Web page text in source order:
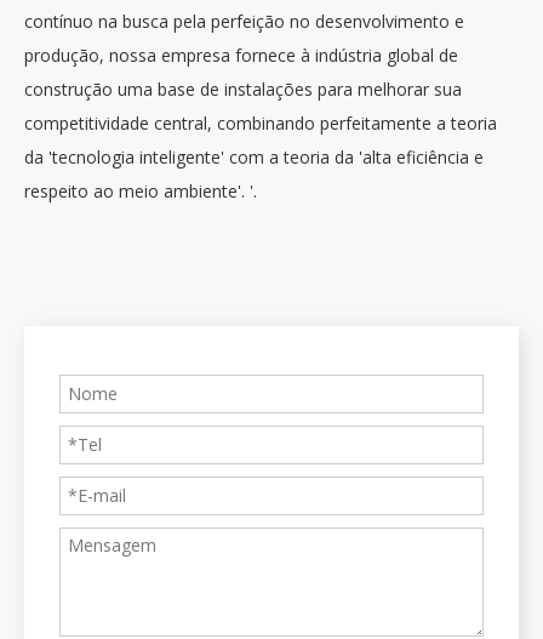
contínuo na busca pela perfeição no desenvolvimento e
produção, nossa empresa fornece à indústria global de
construção uma base de instalações para melhorar sua
competitividade central, combinando perfeitamente a teoria
da 'tecnologia inteligente' com a teoria da 'alta eficiência e
respeito ao meio ambiente'. '.